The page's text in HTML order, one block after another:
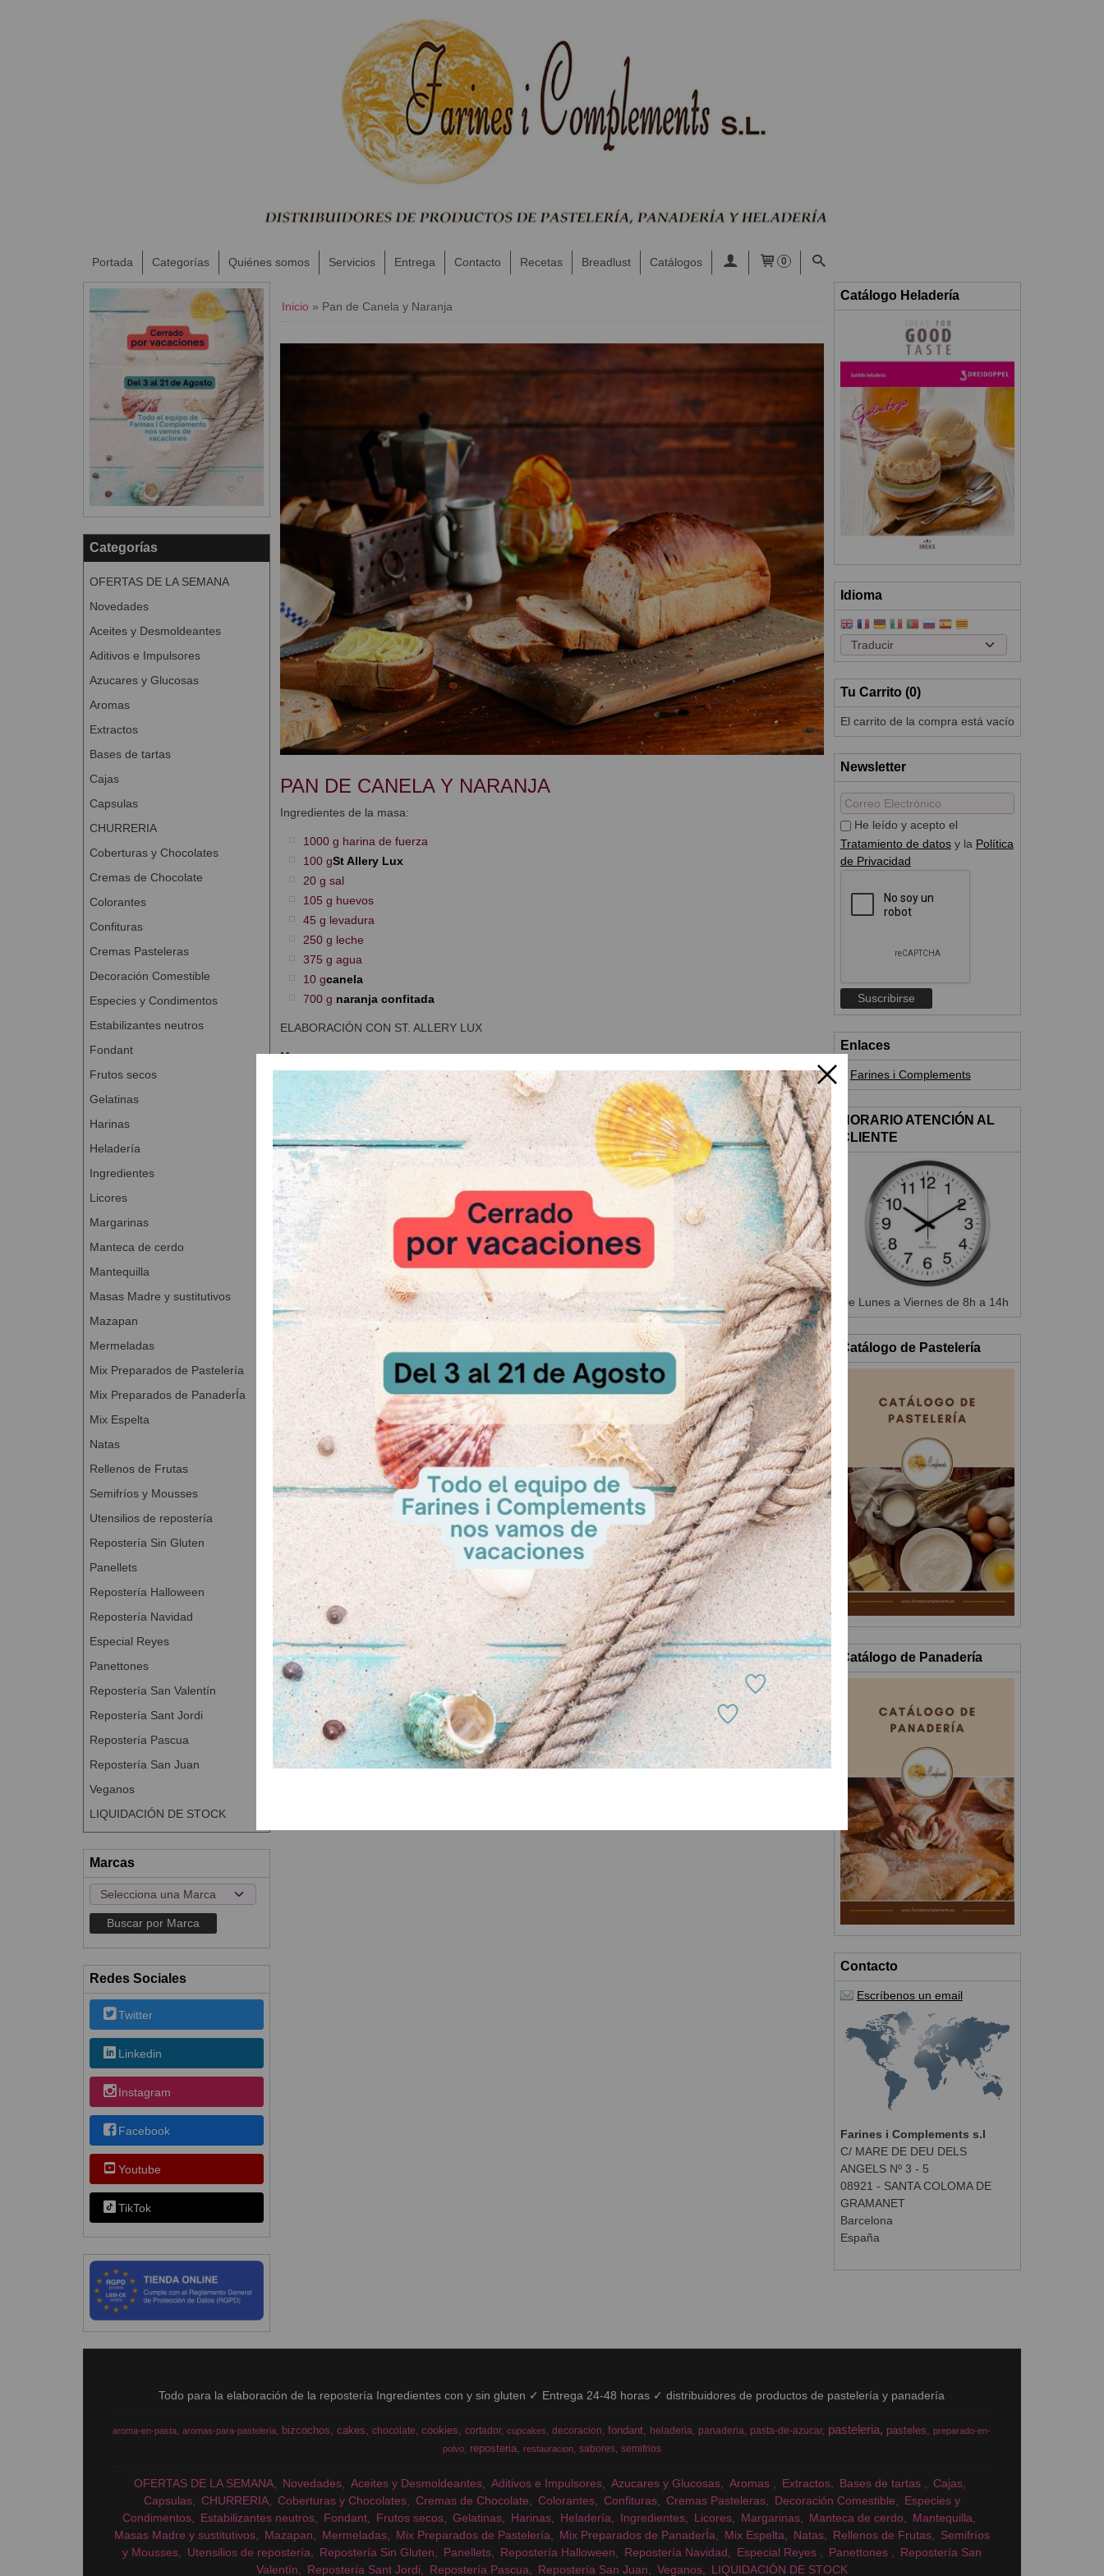
Portada Categorías Quiénes somos Servicios Entrega Contacto Recetas Breadlust Catálogos 0
Categorías
OFERTAS DE LA SEMANA
Novedades
Aceites y Desmoldeantes
Aditivos e Impulsores
Azucares y Glucosas
Aromas
Extractos
Bases de tartas
Cajas
Capsulas
CHURRERIA
Coberturas y Chocolates
Cremas de Chocolate
Colorantes
Confituras
Cremas Pasteleras
Decoración Comestible
Especies y Condimentos
Estabilizantes neutros
Fondant
Frutos secos
Gelatinas
Harinas
Heladería
Ingredientes
Licores
Margarinas
Manteca de cerdo
Mantequilla
Masas Madre y sustitutivos
Mazapan
Mermeladas
Mix Preparados de Pastelería
Mix Preparados de PanaderÍa
Mix Espelta
Natas
Rellenos de Frutas
Semifríos y Mousses
Utensilios de repostería
Repostería Sin Gluten
Panellets
Repostería Halloween
Repostería Navidad
Especial Reyes
Panettones
Repostería San Valentín
Repostería Sant Jordi
Repostería Pascua
Repostería San Juan
Veganos
LIQUIDACIÓN DE STOCK
Marcas
Redes Sociales
Twitter
Linkedin
Instagram
Facebook
Youtube
TikTok
Inicio » Pan de Canela y Naranja
PAN DE CANELA Y NARANJA
Ingredientes de la masa:
1000 g harina de fuerza
100 gSt Allery Lux
20 g sal
105 g huevos
45 g levadura
250 g leche
375 g agua
10 gcanela
700 g naranja confitada
ELABORACIÓN CON ST. ALLERY LUX
Masa
Amasar todos los ingredientes menos la naranja confitada y la levadura durante unos 15-18 min.
Añadir la levadura y amasar unos 5 min más.
Añadir la naranja, simplemente que lo incorpore la masa.
Dejar una primera fermentación en bloque de unas 2 h a temperatura ambiente, tiene que doblar
su volumen.
Cortar la medida necesaria, formar una barra y colocar en moldes previamente engrasados.
Fermentar 1 h más hasta que llene el molde.
Cocer a 180-190 ºc unos 20-30min dependiendo del volumen del pan.
Sacar del molde y dejar enfriar en rejilla.
Preparación de la Receta
Tiempo de preparación: 1 h y 30 min aprox
Dificultad:fácil
Catálogo Heladería
Idioma
Tu Carrito (0)
El carrito de la compra está vacío
Newsletter
He leído y acepto el
Tratamiento de datosy la Política
de Privacidad
Enlaces
Farines i Complements
HORARIO ATENCIÓN AL
CLIENTE
De Lunes a Viernes de 8h a 14h
Catálogo de Pastelería
Catálogo de Panadería
Contacto
Escríbenos un email
Farines i Complements s.l
C/ MARE DE DEU DELS
ANGELS Nº 3 - 5
08921 - SANTA COLOMA DE
GRAMANET
Barcelona
España
Todo para la elaboración de la repostería Ingredientes con y sin gluten ✓ Entrega 24-48 horas ✓ distribuidores de productos de pastelería y panadería
aroma-en-pasta aromas-para-pasteleria bizcochos cakes chocolate cookies cortador cupcakes decoracion fondant heladeria panaderia pasta-de-azucar pasteleria pasteles
preparado-en-
polvo
reposteria restauracion sabores semifrios
OFERTAS DE LA SEMANA Novedades Aceites y Desmoldeantes Aditivos e Impulsores Azucares y Glucosas Aromas Extractos Bases de tartas
Cajas
Capsulas
CHURRERIA Coberturas y Chocolates Cremas de Chocolate Colorantes Confituras Cremas Pasteleras Decoración Comestible
Especies y
Condimentos
Estabilizantes neutros Fondant Frutos secos Gelatinas Harinas Heladería Ingredientes Licores Margarinas Manteca de cerdo
Mantequilla
Masas Madre y sustitutivos
Mazapan Mermeladas Mix Preparados de Pastelería Mix Preparados de PanaderÍa Mix Espelta Natas Rellenos de Frutas
Semifríos
y Mousses
Utensilios de repostería Repostería Sin Gluten Panellets Repostería Halloween Repostería Navidad Especial Reyes Panettones
Repostería San
Valentín
Repostería Sant Jordi Repostería Pascua Repostería San Juan Veganos LIQUIDACIÓN DE STOCK